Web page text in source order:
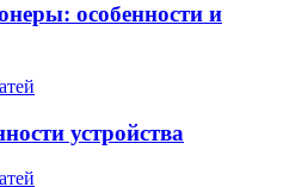
особенности и
устройства